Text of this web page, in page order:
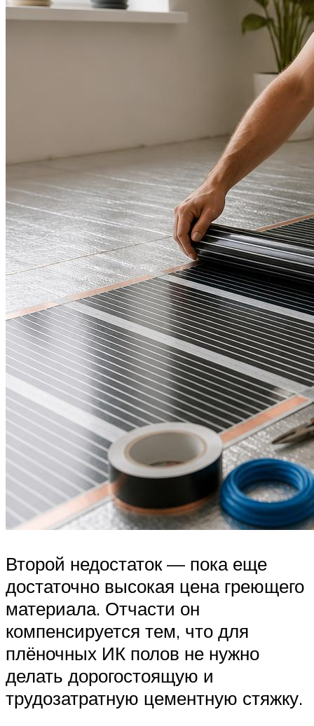
Второй недостаток — пока еще
достаточно высокая цена греющего
материала. Отчасти он
компенсируется тем, что для
плёночных ИК полов не нужно
делать дорогостоящую и
трудозатратную цементную стяжку.